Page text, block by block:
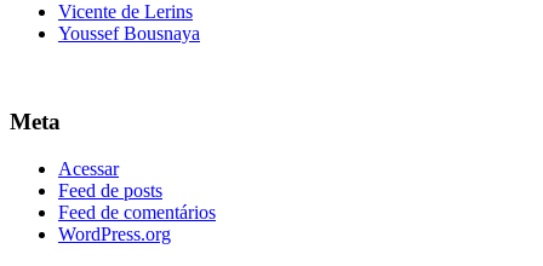
Vicente de Lerins
Youssef Bousnaya
Meta
Acessar
Feed de posts
Feed de comentários
WordPress.org